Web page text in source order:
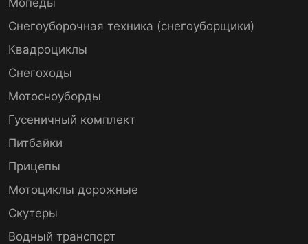
Снегоуборочная техника (снегоуборщики)
Квадроциклы
Снегоходы
Мотосноуборды
Гусеничный комплект
Питбайки
Прицепы
Мотоциклы дорожные
Скутеры
Водный транспорт